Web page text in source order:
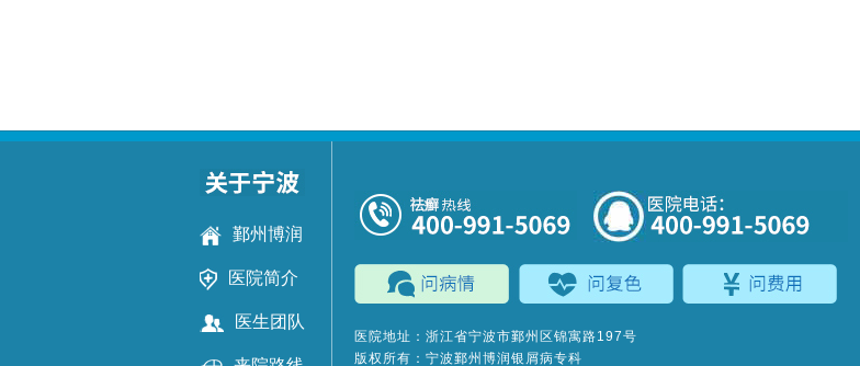
鄞州博润
医院简介
医生团队
医院地址：浙江省宁波市鄞州区锦寓路197号
版权所有：宁波鄞州博润银屑病专科